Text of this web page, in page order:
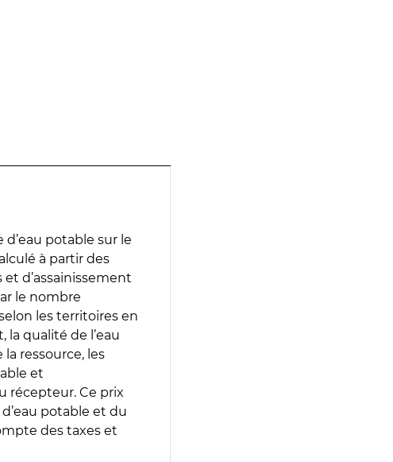
potable sur le
à partir des
d’assainissement
le nombre
les territoires en
qualité de l’eau
ressource, les
et
récepteur. Ce prix
potable et du
des taxes et